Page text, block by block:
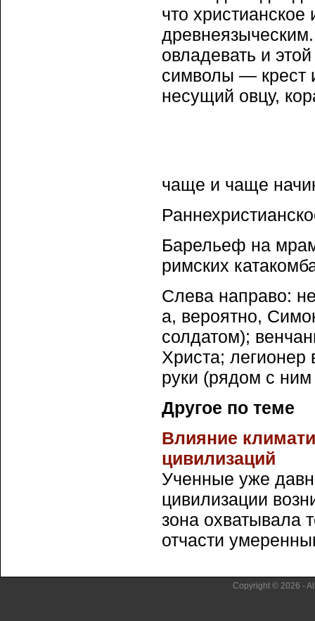
что
овладевать и
символы — крест
несущий овцу,
чаще и чаще
Барельеф на
римских
Слева направо:
а, вероятно,
солдатом);
Христа;
руки (рядом с
Другое по теме
Влияние
цивилизаций
Ученные уже
цивилизации
зона охватывала
отчасти
Copyright © 2026 -